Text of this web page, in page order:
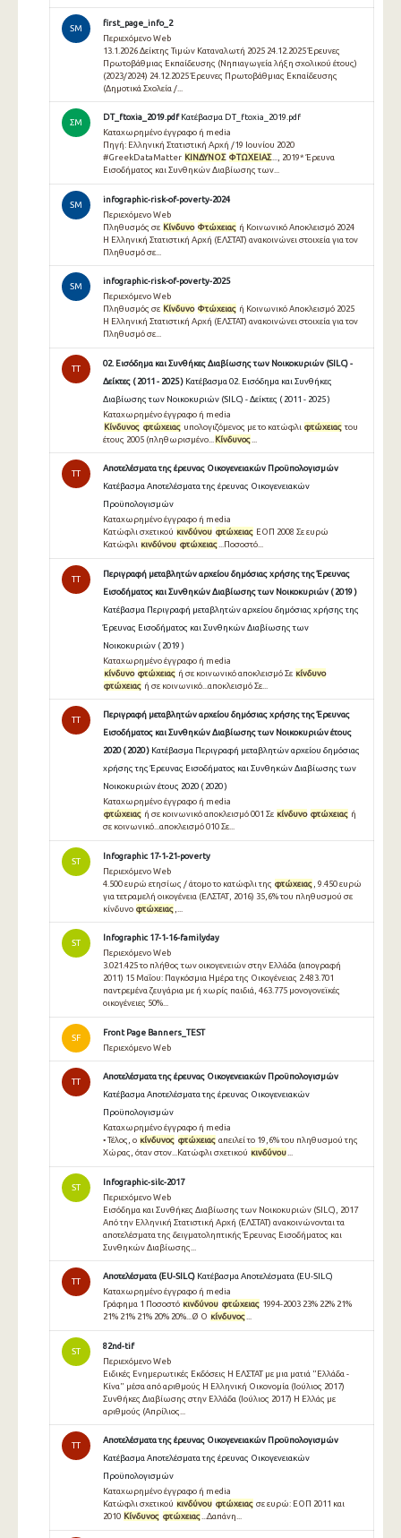
SM
first_page_info_2
Περιεχόμενο Web
13.1.2026 Δείκτης Τιμών Καταναλωτή 2025 24.12.2025 Έρευνες
Πρωτοβάθμιας Εκπαίδευσης (Νηπιαγωγεία λήξη σχολικού έτους)
(2023/2024) 24.12.2025 Έρευνες Πρωτοβάθμιας Εκπαίδευσης
(Δημοτικά Σχολεία /...
ΣΜ
DT_ftoxia_2019.pdf Κατέβασμα DT_ftoxia_2019.pdf
Καταχωρημένο έγγραφο ή media
Πηγή: Ελληνική Στατιστική Αρχή /19 Ιουνίου 2020
#GreekDataMatter ΚΙΝΔΥΝΟΣ ΦΤΩΧΕΙΑΣ..., 2019* Έρευνα
Εισοδήματος και Συνθηκών Διαβίωσης των...
SM
infographic-risk-of-poverty-2024
Περιεχόμενο Web
Πληθυσμός σε Κίνδυνο Φτώχειας ή Κοινωνικό Αποκλεισμό 2024
Η Ελληνική Στατιστική Αρχή (ΕΛΣΤΑΤ) ανακοινώνει στοιχεία για τον
Πληθυσμό σε...
SM
infographic-risk-of-poverty-2025
Περιεχόμενο Web
Πληθυσμός σε Κίνδυνο Φτώχειας ή Κοινωνικό Αποκλεισμό 2025
Η Ελληνική Στατιστική Αρχή (ΕΛΣΤΑΤ) ανακοινώνει στοιχεία για τον
Πληθυσμό σε...
TT
02. Εισόδημα και Συνθήκες Διαβίωσης των Νοικοκυριών (SILC) -
Δείκτες ( 2011 - 2025 ) Κατέβασμα 02. Εισόδημα και Συνθήκες
Διαβίωσης των Νοικοκυριών (SILC) - Δείκτες ( 2011 - 2025 )
Καταχωρημένο έγγραφο ή media
Κίνδυνος φτώχειας υπολογιζόμενος με το κατώφλι φτώχειας του
έτους 2005 (πληθωρισμένο...
Κίνδυνος
TT
Αποτελέσματα της έρευνας Οικογενειακών Προϋπολογισμών
Κατέβασμα Αποτελέσματα της έρευνας Οικογενειακών
Προϋπολογισμών
Καταχωρημένο έγγραφο ή media
Κατώφλι σχετικού κινδύνου φτώχειας ΕΟΠ 2008 Σε ευρώ
Κατώφλι κινδύνου φτώχειας...Ποσοστό...
TT
Περιγραφή μεταβλητών αρχείου δημόσιας χρήσης της Έρευνας
Εισοδήματος και Συνθηκών Διαβίωσης των Νοικοκυριών ( 2019 )
Κατέβασμα Περιγραφή μεταβλητών αρχείου δημόσιας χρήσης της
Έρευνας Εισοδήματος και Συνθηκών Διαβίωσης των
Νοικοκυριών ( 2019 )
Καταχωρημένο έγγραφο ή media
κίνδυνο φτώχειας ή σε κοινωνικό αποκλεισμό Σε κίνδυνο
φτώχειας ή σε κοινωνικό...αποκλεισμό Σε...
TT
Περιγραφή μεταβλητών αρχείου δημόσιας χρήσης της Έρευνας
Εισοδήματος και Συνθηκών Διαβίωσης των Νοικοκυριών έτους
2020 ( 2020 ) Κατέβασμα Περιγραφή μεταβλητών αρχείου δημόσιας
χρήσης της Έρευνας Εισοδήματος και Συνθηκών Διαβίωσης των
Νοικοκυριών έτους 2020 ( 2020 )
Καταχωρημένο έγγραφο ή media
φτώχειας ή σε κοινωνικό αποκλεισμό 001 Σε κίνδυνο φτώχειας ή
σε κοινωνικό...αποκλεισμό 010 Σε...
ST
Infographic 17-1-21-poverty
Περιεχόμενο Web
4.500 ευρώ ετησίως / άτομο το κατώφλι της φτώχειας , 9.450 ευρώ
για τετραμελή οικογένεια (ΕΛΣΤΑΤ, 2016) 35,6% του πληθυσμού σε
κίνδυνο φτώχειας
ST
Infographic 17-1-16-familyday
Περιεχόμενο Web
3.021.425 το πλήθος των οικογενειών στην Ελλάδα (απογραφή
2011) 15 Μαΐου: Παγκόσμια Ημέρα της Οικογένειας 2.483.701
παντρεμένα ζευγάρια με ή χωρίς παιδιά, 463.775 μονογονεϊκές
οικογένειες 50%...
SF
Front Page Banners_TEST
Περιεχόμενο Web
TT
Αποτελέσματα της έρευνας Οικογενειακών Προϋπολογισμών
Κατέβασμα Αποτελέσματα της έρευνας Οικογενειακών
Προϋπολογισμών
Καταχωρημένο έγγραφο ή media
• Τέλος, ο κίνδυνος φτώχειας απειλεί το 19,6% του πληθυσµού της
Χώρας, όταν στον...Κατώφλι σχετικού κινδύνου...
ST
Infographic-silc-2017
Περιεχόμενο Web
Εισόδημα και Συνθήκες Διαβίωσης των Νοικοκυριών (SILC), 2017
Από την Ελληνική Στατιστική Αρχή (ΕΛΣΤΑΤ) ανακοινώνονται τα
αποτελέσματα της δειγματοληπτικής Έρευνας Εισοδήματος και
Συνθηκών Διαβίωσης...
TT
Αποτελέσματα (EU-SILC) Κατέβασμα Αποτελέσματα (EU-SILC)
Καταχωρημένο έγγραφο ή media
Γράφημα 1 Ποσοστό κινδύνου φτώχειας 1994-2003 23% 22% 21%
21% 21% 21% 20% 20%...Ø Ο κίνδυνος...
ST
82nd-tif
Περιεχόμενο Web
Ειδικές Ενημερωτικές Εκδόσεις Η ΕΛΣΤΑΤ με μια ματιά "Ελλάδα -
Κίνα" μέσα από αριθμούς Η Ελληνική Οικονομία (Ιούλιος 2017)
Συνθήκες Διαβίωσης στην Ελλάδα (Ιούλιος 2017) Η Ελλάς με
αριθμούς (Απρίλιος...
TT
Αποτελέσματα της έρευνας Οικογενειακών Προϋπολογισμών
Κατέβασμα Αποτελέσματα της έρευνας Οικογενειακών
Προϋπολογισμών
Καταχωρημένο έγγραφο ή media
Κατώφλι σχετικού κινδύνου φτώχειας σε ευρώ: ΕΟΠ 2011 και
2010 Κίνδυνος φτώχειας...∆απάνη...